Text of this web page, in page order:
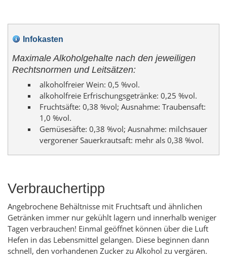
Infokasten
Maximale Alkoholgehalte nach den jeweiligen
Rechtsnormen und Leitsätzen:
alkoholfreier Wein: 0,5 %vol.
alkoholfreie Erfrischungsgetränke: 0,25 %vol.
Fruchtsäfte: 0,38 %vol; Ausnahme: Traubensaft:
1,0 %vol.
Gemüsesäfte: 0,38 %vol; Ausnahme: milchsauer
vergorener Sauerkrautsaft: mehr als 0,38 %vol.
Verbrauchertipp
Angebrochene Behältnisse mit Fruchtsaft und ähnlichen
Getränken immer nur gekühlt lagern und innerhalb weniger
Tagen verbrauchen! Einmal geöffnet können über die Luft
Hefen in das Lebensmittel gelangen. Diese beginnen dann
schnell, den vorhandenen Zucker zu Alkohol zu vergären.